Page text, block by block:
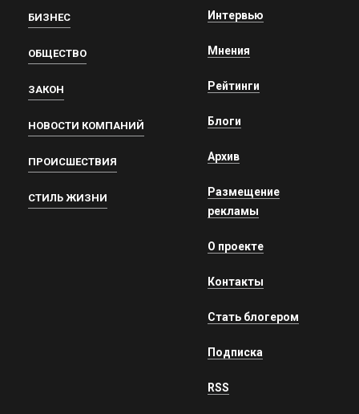
БИЗНЕС
ОБЩЕСТВО
ЗАКОН
НОВОСТИ КОМПАНИЙ
ПРОИСШЕСТВИЯ
СТИЛЬ ЖИЗНИ
Интервью
Мнения
Рейтинги
Блоги
Архив
Размещение
рекламы
О проекте
Контакты
Стать блогером
Подписка
RSS